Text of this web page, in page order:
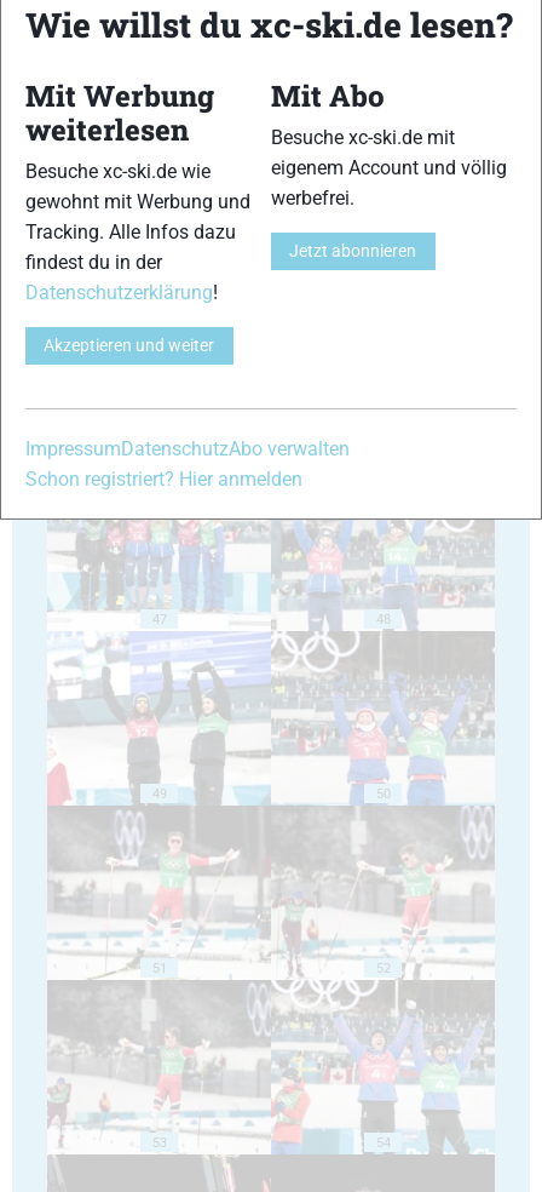
41 42
43 44
45
47 48
49 50
51 52
53 54
Wie willst du xc-ski.de lesen?
Mit Werbung
weiterlesen
Besuche xc-ski.de wie
gewohnt mit Werbung und
Tracking. Alle Infos dazu
findest du in der
Datenschutzerklärung!
Akzeptieren und weiter
Mit Abo
Besuche xc-ski.de mit
eigenem Account und völlig
werbefrei.
Jetzt abonnieren
ImpressumDatenschutzAbo verwalten
Schon registriert? Hier anmelden